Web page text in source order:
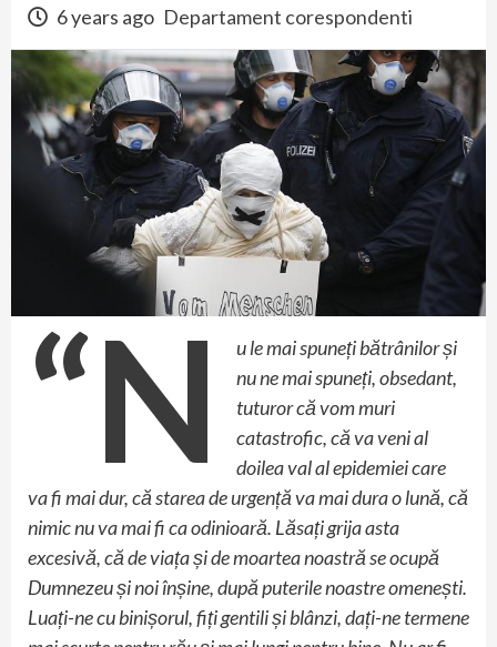
6 years ago Departament corespondenti
“N
u le mai spuneți bătrânilor și
nu ne mai spuneți, obsedant,
tuturor că vom muri
catastrofic, că va veni al
doilea val al epidemiei care
va fi mai dur, că starea de urgență va mai dura o lună, că
nimic nu va mai fi ca odinioară. Lăsați grija asta
excesivă, că de viața și de moartea noastră se ocupă
Dumnezeu și noi înșine, după puterile noastre omenești.
Luați-ne cu binișorul, fiți gentili și blânzi, dați-ne termene